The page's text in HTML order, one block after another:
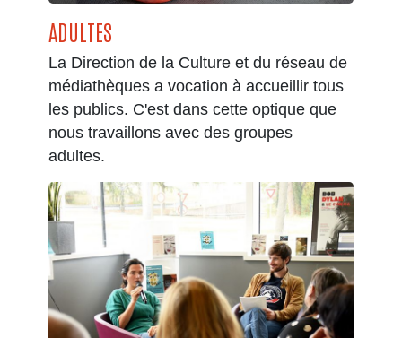
ADULTES
La Direction de la Culture et du réseau de
médiathèques a vocation à accueillir tous
les publics. C'est dans cette optique que
nous travaillons avec des groupes
adultes.